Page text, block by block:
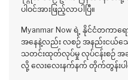
ပါဝင်အားဖြည့်လာပါပြီ။
Myanmar Now ရဲ့ နိုင်ငံတကာ
အနေနဲ့လည်း လစဉ် အနည်းငယ်သေ
သတင်းထုတ်လုပ်မှု လုပ်ငန်းစဉ် အဆက်
လို့ လေးလေးနက်နက် တိုက်တွန်းပ